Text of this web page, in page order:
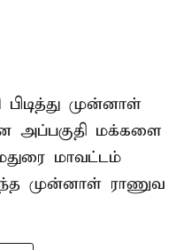
முன்னாள்
அப்பகுதி மக்களை
மாவட்டம்
முன்னாள் ராணுவ